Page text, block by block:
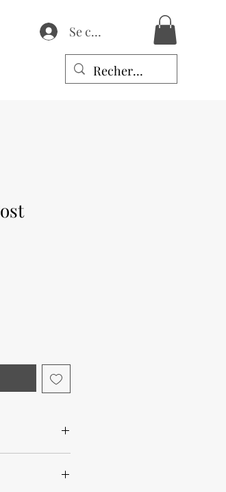
Se connecter